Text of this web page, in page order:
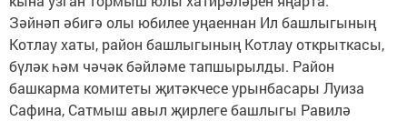
Зәйнәп әбигә олы юбилее уңаеннан Ил башлыгының
Котлау хаты, район башлыгының Котлау открыткасы,
бүләк һәм чәчәк бәйләме тапшырылды. Район
башкарма комитеты җитәкчесе урынбасары Луиза
Сафина, Сатмыш авыл җирлеге башлыгы Равилә